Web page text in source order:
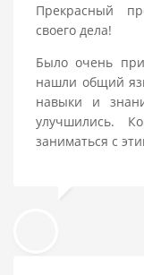
Прекрасный
своего дела!
Было очень
нашли общий
навыки и
улучшились.
заниматься с